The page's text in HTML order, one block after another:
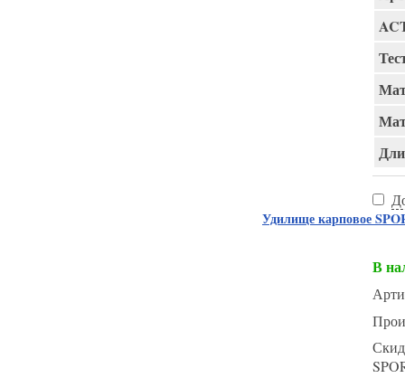
Удилище карповое
В